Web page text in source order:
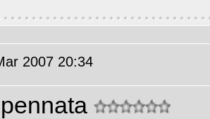
2007 20:34